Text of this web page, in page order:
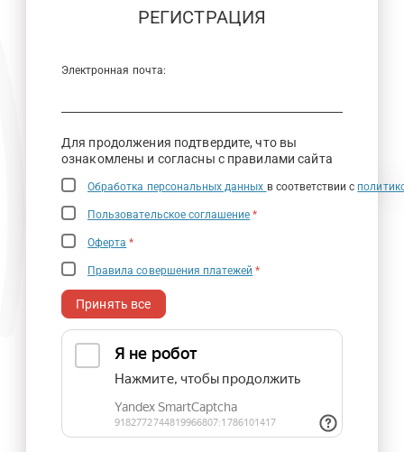
РЕГИСТРАЦИЯ
Электронная почта:
Для продолжения подтвердите, что вы
ознакомлены и согласны с правилами сайта
Обработка персональных данных в соответствии с
Пользовательское соглашение *
Оферта *
Правила совершения платежей *
Принять все